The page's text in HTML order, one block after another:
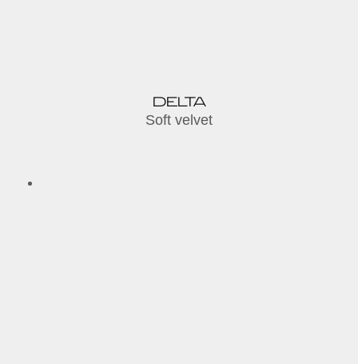
DELTA
Soft velvet